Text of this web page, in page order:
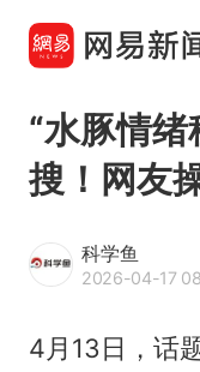
“水豚情
搜！网友
科学鱼
2026-04-17
4月13日，话